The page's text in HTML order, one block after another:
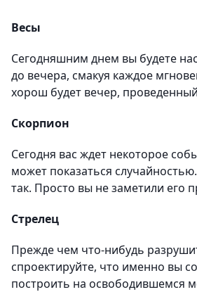
Весы
Сегодняшним днем вы будете
до вечера, смакуя каждое
хорош будет вечер,
Скорпион
Сегодня вас ждет некоторое
может показаться
так. Просто вы не заметили его
Стрелец
Прежде чем что-нибудь
спроектируйте, что именно вы
построить на освободившемся